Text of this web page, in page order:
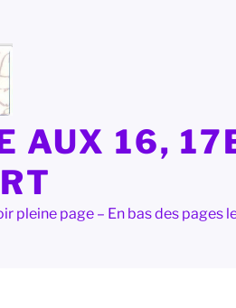
AUX 16,
pleine page – En bas des pages